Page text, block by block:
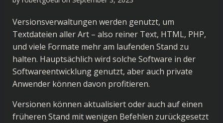
Versionsverwaltungen werden genutzt, um
Textdateien aller Art – also reiner Text, HTML, PHP,
und viele Formate mehr am laufenden Stand zu
halten. Hauptsächlich wird solche Software in der
Softwareentwicklung genutzt, aber auch private
Anwender können davon profitieren.
Versionen können aktualisiert oder auch auf einen
früheren Stand mit wenigen Befehlen zurückgesetzt